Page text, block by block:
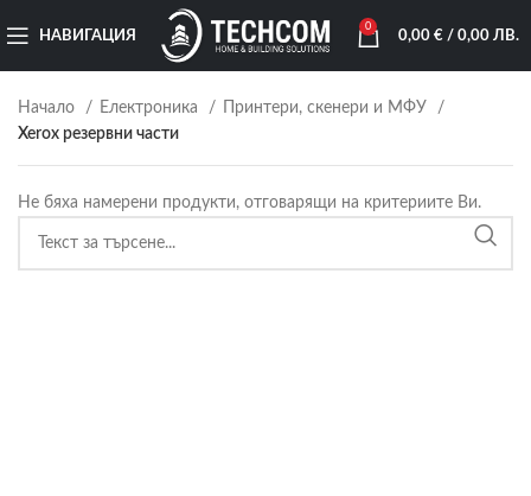
НАВИГАЦИЯ
0
0,00 €/ 0,00 ЛВ.
Начало Електроника
Принтери, скенери и МФУ
Xerox резервни части
Не бяха намерени продукти, отговарящи на критериите Ви.